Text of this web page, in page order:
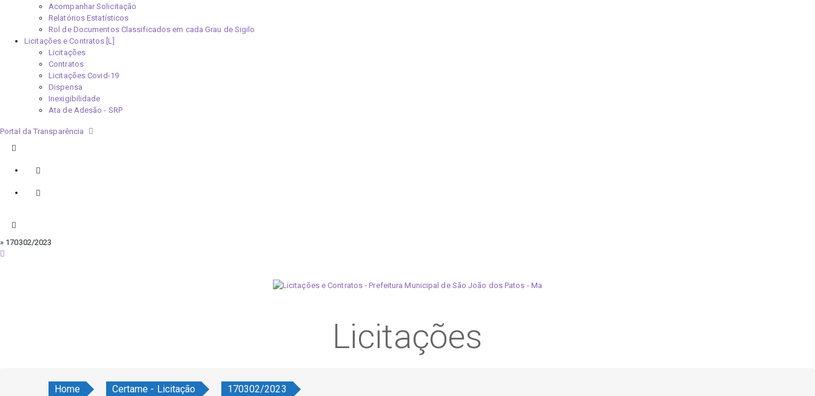
Acompanhar Solicitação
Relatórios Estatísticos
Rol de Documentos Classificados em cada Grau de Sigilo
Licitações e Contratos [L]
Licitações
Contratos
Licitações Covid-19
Dispensa
Inexigibilidade
Ata de Adesão - SRP
Portal da Transparência
» 170302/2023
Licitações
Home Certame - Licitação 170302/2023